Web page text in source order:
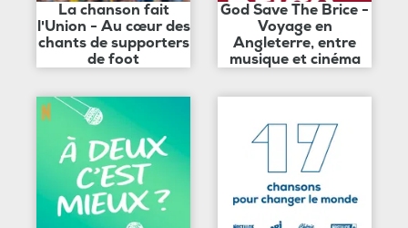
La chanson fait
l'Union - Au cœur des
chants de supporters
de foot
God Save The Brice -
Voyage en
Angleterre, entre
musique et cinéma